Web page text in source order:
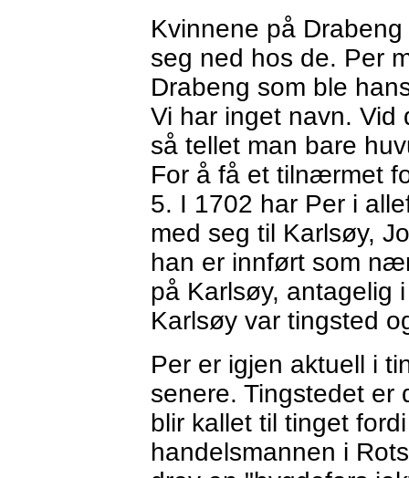
Kvinnene på
seg ned hos de. Per
Drabeng som ble
Vi har inget navn. Vid
så tellet man bare
For å få et tilnærmet
5. I 1702 har Per i
med seg til Karlsøy,
han er innført som
på Karlsøy, antagelig
Karlsøy var tingsted
Per er igjen aktuell i
senere. Tingstedet er
blir kallet til tinget
handelsmannen i